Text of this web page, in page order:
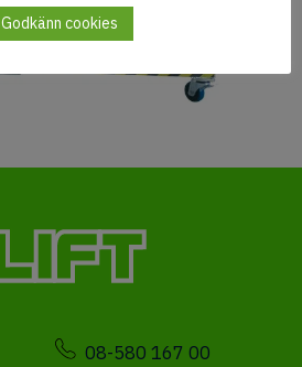
08-580 167 00
Godkänn cookies